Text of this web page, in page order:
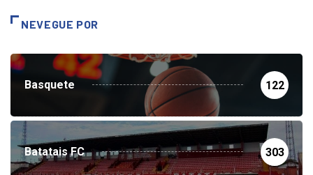
NEVEGUE POR
Basquete 122
Batatais FC 303